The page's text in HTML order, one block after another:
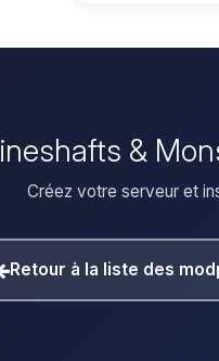
&
Créez votre serveur et
Retour à la liste des